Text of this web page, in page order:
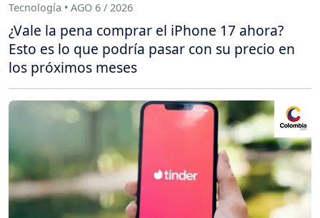
Tecnología • AGO 6 / 2026
¿Vale la pena comprar el iPhone 17 ahora?
Esto es lo que podría pasar con su precio en
los próximos meses